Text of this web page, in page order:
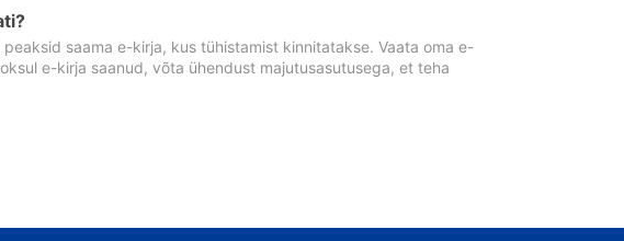
saama e-kirja, kus tühistamist kinnitatakse. Vaata oma e-
e-kirja saanud, võta ühendust majutusasutusega, et teha